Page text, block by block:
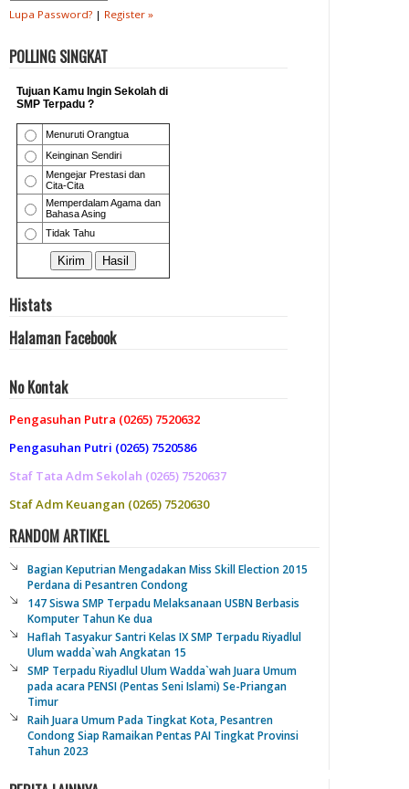
Lupa Password? | Register »
POLLING SINGKAT
Histats
Halaman Facebook
No Kontak
Pengasuhan Putra (0265) 7520632
Pengasuhan Putri (0265) 7520586
Staf Tata Adm Sekolah (0265) 7520637
Staf Adm Keuangan (0265) 7520630
RANDOM ARTIKEL
Bagian Keputrian Mengadakan Miss Skill Election 2015
Perdana di Pesantren Condong
147 Siswa SMP Terpadu Melaksanaan USBN Berbasis
Komputer Tahun Ke dua
Haflah Tasyakur Santri Kelas IX SMP Terpadu Riyadlul
Ulum wadda`wah Angkatan 15
SMP Terpadu Riyadlul Ulum Wadda`wah Juara Umum
pada acara PENSI (Pentas Seni Islami) Se-Priangan
Timur
Raih Juara Umum Pada Tingkat Kota, Pesantren
Condong Siap Ramaikan Pentas PAI Tingkat Provinsi
Tahun 2023